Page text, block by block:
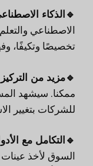
🔹 الذكاء
الاصطناعي
تخصيصًا وتكيفًا،
🔹مزيد من
ممكنا. سيشهد
للشركات بتغيير
🔹 التكامل مع
السوق لأخذ